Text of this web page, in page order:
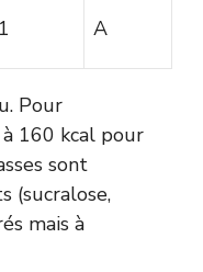
A
Pour
160 kcal pour
sont
(sucralose,
mais à